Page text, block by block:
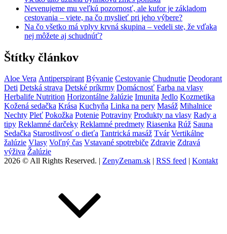
Nevenujeme mu veľkú pozornosť, ale kufor je základom
cestovania – viete, na čo myslieť pri jeho výbere?
Na čo všetko má vplyv krvná skupina – vedeli ste, že vďaka
nej môžete aj schudnúť?
Štítky článkov
Aloe Vera Antiperspirant Bývanie Cestovanie Chudnutie Deodorant
Deti Detská strava Detské príkrmy Domácnosť Farba na vlasy
Herbalife Nutrition Horizontálne žalúzie Imunita Jedlo Kozmetika
Kožená sedačka Krása Kuchyňa Linka na pery Masáž Mihalnice
Nechty Pleť Pokožka Potenie Potraviny Produkty na vlasy Rady a
tipy Reklamné darčeky Reklamné predmety Riasenka Rúž Sauna
Sedačka Starostlivosť o dieťa Tantrická masáž Tvár Vertikálne
žalúzie Vlasy Voľný čas Vstavané spotrebiče Zdravie Zdravá
výživa Žalúzie
2026 © All Rights Reserved. | ZenyZenam.sk | RSS feed | Kontakt